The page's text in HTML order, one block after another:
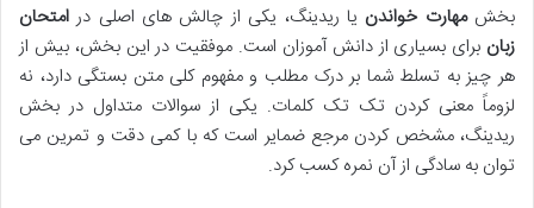
بخشمهارت خواندن یا ریدینگ، یکی از چالش های اصلی در امتحان
زبان برای بسیاری از دانش آموزان است. موفقیت در این بخش، بیش از
هر چیز به تسلط شما بر درک مطلب و مفهوم کلی متن بستگی دارد، نه
لزوماً معنی کردن تک تک کلمات. یکی از سوالات متداول در بخش
ریدینگ، مشخص کردن مرجع ضمایر است که با کمی دقت و تمرین می
توان به سادگی از آن نمره کسب کرد.